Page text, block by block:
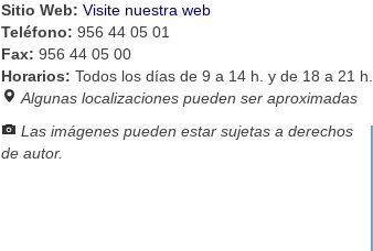
Sitio Web: Visite nuestra web
Teléfono: 956 44 05 01
Fax: 956 44 05 00
Horarios: Todos los días de 9 a 14 h. y de 18 a 21 h.
Algunas localizaciones pueden ser aproximadas
Las imágenes pueden estar sujetas a derechos
de autor.